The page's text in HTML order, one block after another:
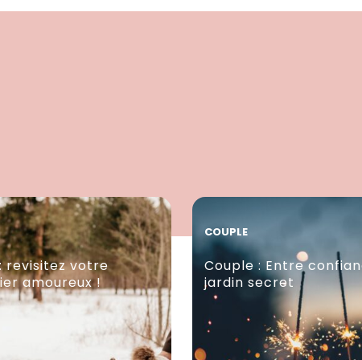
revisitez votre
amoureux !
COUPLE
Couple : Entre
jardin secret